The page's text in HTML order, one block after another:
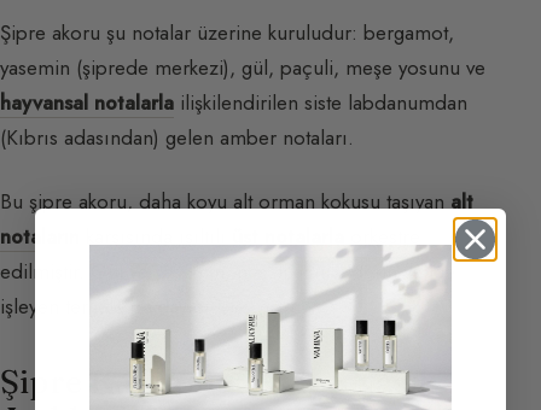
Şipre akoru şu notalar üzerine kuruludur: bergamot,
yasemin (şiprede merkezi), gül, paçuli, meşe yosunu ve
hayvansal notalarla ilişkilendirilen siste labdanumdan
(Kıbrıs adasından) gelen amber notaları.
Bu şipre akoru, daha koyu alt orman kokusu taşıyan alt
notaların
edilmiştir. Gül ve yasemin, neşeli açılışı derin ve içe
işleyen temele bağlayıcı işlev görür.
Şipre Kavramı Basitçe Nasıl